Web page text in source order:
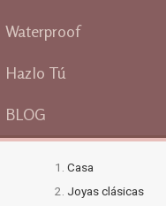
Waterproof
Hazlo Tú
BLOG
Casa
Joyas clásicas